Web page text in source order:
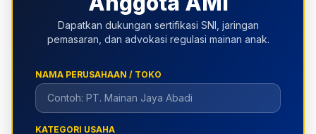
Dapatkan dukungan sertifikasi SNI, jaringan
pemasaran, dan advokasi regulasi mainan anak.
NAMA PERUSAHAAN / TOKO
KATEGORI USAHA